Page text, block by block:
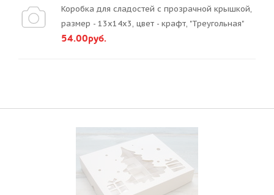
Коробка для сладостей с прозрачной крышкой,
размер - 13х14х3, цвет - крафт, "Треугольная"
54.00руб.